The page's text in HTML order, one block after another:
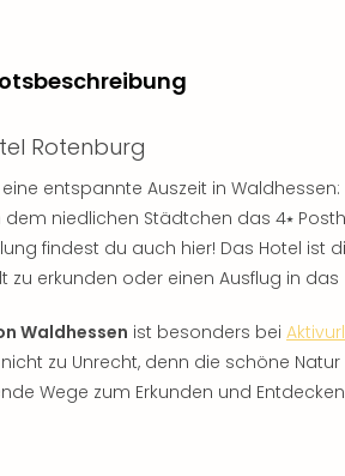
Rotenburg
entspannte Auszeit in Waldhessen:
dem niedlichen Städtchen das 4⭑
findest du auch hier! Das Hotel
zu erkunden oder einen Ausflug in
Waldhessen ist besonders bei
zu Unrecht, denn die schöne
Wege zum Erkunden und